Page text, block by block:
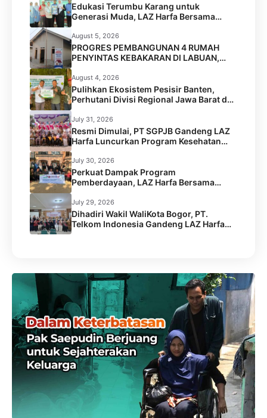
Edukasi Terumbu Karang untuk
Generasi Muda, LAZ Harfa Bersama
FPTK Banten & Squad Pulau Merak Besar
Gelar Coral Reef Goes to School di SMPN
6 Kota Cilegon
August 5, 2026
PROGRES PEMBANGUNAN 4 RUMAH
PENYINTAS KEBAKARAN DI LABUAN,
PANDEGLANG
August 4, 2026
Pulihkan Ekosistem Pesisir Banten,
Perhutani Divisi Regional Jawa Barat dan
Banten Salurkan Bantuan 1.000 Bibit
Pohon Mangrove melalui LAZ Harfa
July 31, 2026
Resmi Dimulai, PT SGPJB Gandeng LAZ
Harfa Luncurkan Program Kesehatan
SEGA KEBUL di 2 Desa Kabupaten
Serang
July 30, 2026
Perkuat Dampak Program
Pemberdayaan, LAZ Harfa Bersama
Caritas Australia dan Australian Aid
Gelar Capacity Building Staf
July 29, 2026
Dihadiri Wakil WaliKota Bogor, PT.
Telkom Indonesia Gandeng LAZ Harfa
Gelar Kick Off Meeting Program